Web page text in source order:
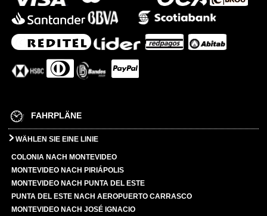
FAHRPLÄNE
WÄHLEN SIE EINE LINIE
COLONIA NACH MONTEVIDEO
MONTEVIDEO NACH PIRIÁPOLIS
MONTEVIDEO NACH PUNTA DEL ESTE
PUNTA DEL ESTE NACH AEROPUERTO CARRASCO
MONTEVIDEO NACH JOSÉ IGNACIO